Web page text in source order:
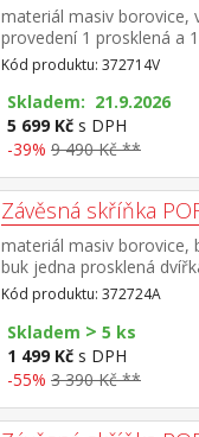
materiál masiv borovice,
provedení 1 prosklená a
každými 1 police 2 niky, 1
kovovými pojezdy
uvedeny v návodu k
sestavy PORTO vosk
Kód produktu: 372714V
Skladem: 21.9.2026
5 699 Kč s DPH
-39% 9 490 Kč **
Závěsná skříňka
materiál masiv borovice,
buk jedna prosklená
police maximální nosnosti
návodu k montáži
buk
Kód produktu: 372724A
Skladem > 5 ks
1 499 Kč s DPH
-55% 3 390 Kč **